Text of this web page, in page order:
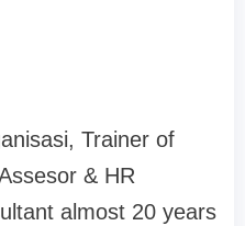
Trainer of
& HR
almost 20 years